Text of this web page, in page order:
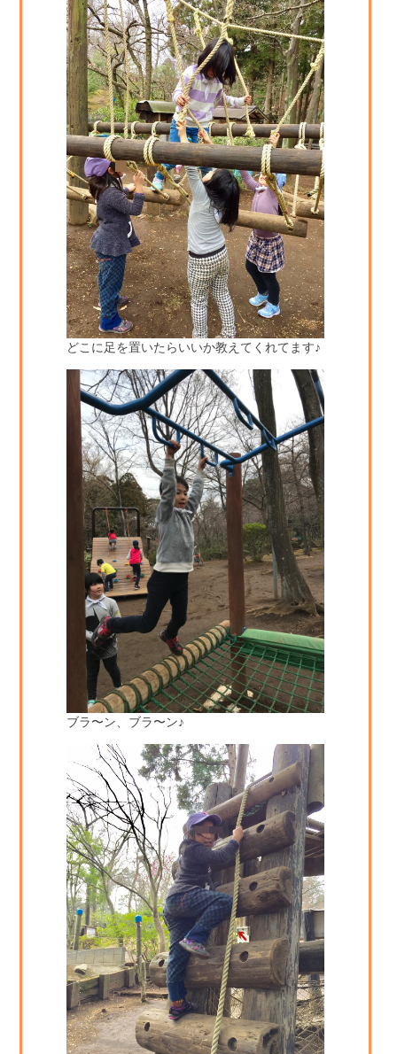
どこに足を置いたらいいか教えてくれてます♪
ブラ〜ン、ブラ〜ン♪